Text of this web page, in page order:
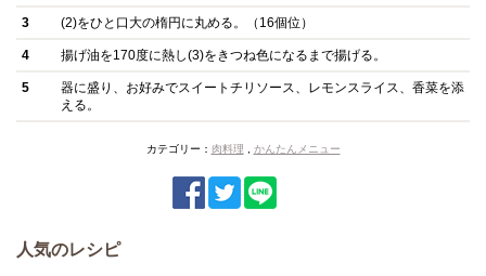
3 (2)をひと口大の楕円に丸める。（16個位）
4 揚げ油を170度に熱し(3)をきつね色になるまで揚げる。
5
器に盛り、お好みでスイートチリソース、レモンスライス、香菜を添
える。
カテゴリー： 肉料理 かんたんメニュー
人気のレシピ